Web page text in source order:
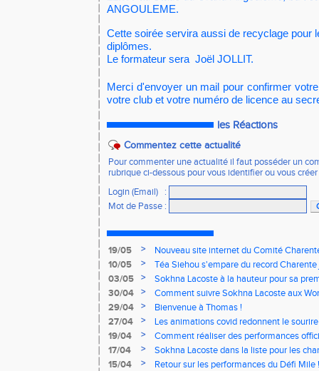
ANGOULEME.
Cette soirée servira aussi de recyclage pour
diplômes.
Le formateur sera Joël JOLLIT.
Merci d'envoyer un mail pour confirmer
votre club et votre numéro de licence au
les Réactions
Commentez cette actualité
Pour commenter une actualité il faut posséder un
rubrique ci-dessous pour vous identifier ou vous
Login (Email)
:
Mot de Passe :
19/05 >
Nouveau site internet du Comité
10/05
>
Téa Siehou s'empare du record
03/05
>
Sokhna Lacoste à la hauteur pour sa
30/04
>
Comment suivre Sokhna Lacoste aux
29/04
>
Bienvenue à Thomas !
27/04
>
Les animations covid redonnent le
19/04
>
Comment réaliser des performances
17/04
>
Sokhna Lacoste dans la liste pour les
relais !
15/04 >
Retour sur les performances du Défi Mile !